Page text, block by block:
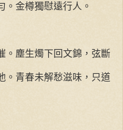
。金樽獨慰遠行人。
。塵生燭下回文錦，弦斷
。青春未解愁滋味，只道